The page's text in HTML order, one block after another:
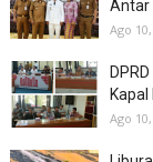
Antar
Ago
Ago